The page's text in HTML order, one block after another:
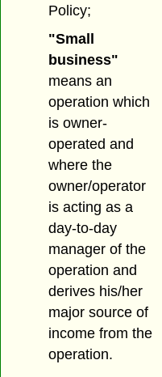
Policy;
"Small
business"
means an
operation which
is owner-
operated and
where the
owner/operator
is acting as a
day-to-day
manager of the
operation and
derives his/her
major source of
income from the
operation.